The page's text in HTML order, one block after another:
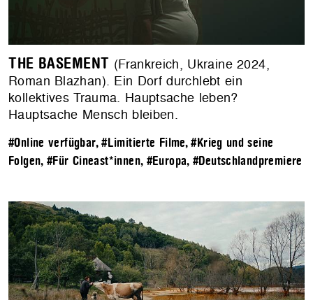
THE BASEMENT (Frankreich, Ukraine 2024,
Roman Blazhan). Ein Dorf durchlebt ein
kollektives Trauma. Hauptsache leben?
Hauptsache Mensch bleiben.
#Online verfügbar,#Limitierte Filme,#Krieg und seine
Folgen,#Für Cineast*innen, #Europa, #Deutschlandpremiere